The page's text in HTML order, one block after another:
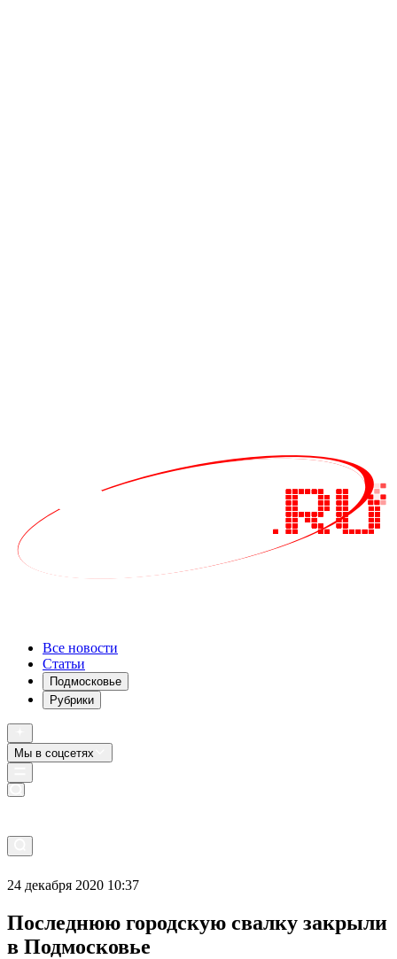
Все новости
Статьи
Подмосковье
Рубрики
Мы в соцсетях
24 декабря 2020 10:37
Последнюю городскую свалку закрыли
в Подмосковье